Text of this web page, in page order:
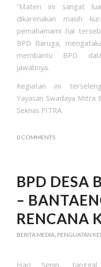
“Materi ini sangat
dikarenakan masih
pemahamami hal
BPD Baruga,
membantu BPD
jawabnya.
Kegiatan ini
Yayasan Swadaya Mitra
Seknas FITRA.
0 COMMENTS
BPD DESA
–
RENCANA
BERITA MEDIA, PENGUATAN
Hari Senin,